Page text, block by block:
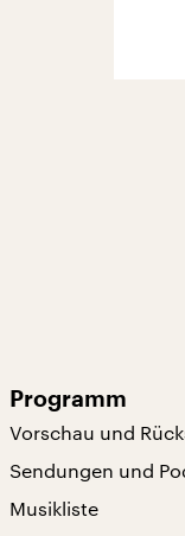
Programm
Vorschau und
Sendungen und
Musikliste